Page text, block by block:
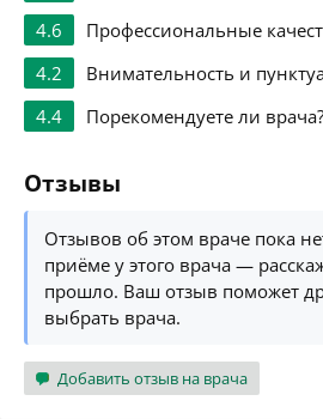
4.6
Профессиональные
4.2
Внимательность и
4.4
Порекомендуете ли врача?
Отзывы
Отзывов об этом враче пока
приёме у этого врача —
прошло. Ваш отзыв поможет
выбрать врача.
Добавить отзыв на врача